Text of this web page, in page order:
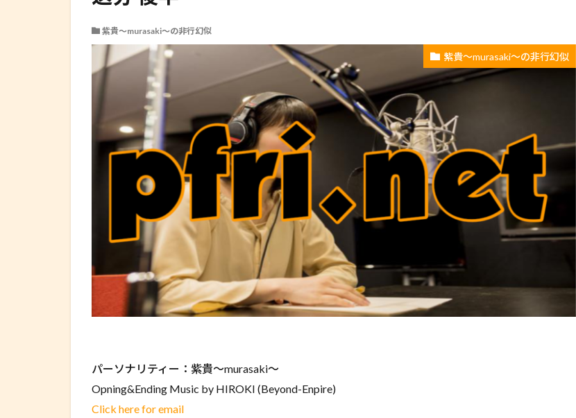
紫貴～murasaki～の非行幻似
紫貴～murasaki～の非行幻似
パーソナリティー：紫貴～murasaki～
Opning&Ending Music by HIROKI (Beyond-Enpire)
Click here for email